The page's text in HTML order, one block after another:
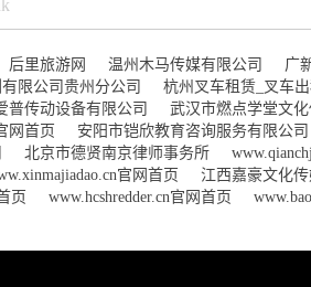
后里旅游网 温州木马传媒有限公司
广
限公司贵州分公司
杭州叉车租赁_叉车
普传动设备有限公司
武汉市燃点学堂文
网首页
安阳市铠欣教育咨询服务有限公司
北京市德贤南京律师事务所
官网首页
江西嘉豪文化
页
www.hcshredder.cn官网首页